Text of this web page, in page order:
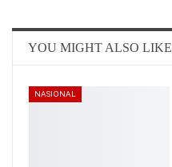
YOU MIGHT ALSO LIKE
NASIONAL